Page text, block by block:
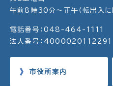
午前8時30分～正午（転出入に
電話番号：048-464-1111
法人番号：4000020112291
市役所案内